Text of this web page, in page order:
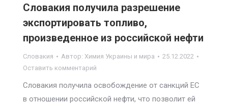
Словакия получила разрешение
экспортировать топливо,
произведенное из российской нефти
Словакия Автор: Химия Украины и мира
25.12.2022
Оставить комментарий
Словакия получила освобождение от санкций ЕС
в отношении российской нефти, что позволит ей